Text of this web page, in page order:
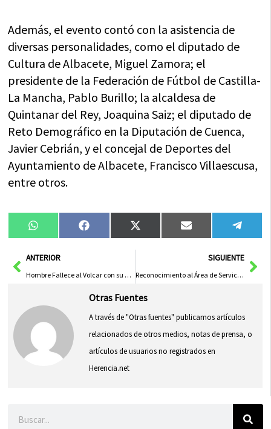
Además, el evento contó con la asistencia de
diversas personalidades, como el diputado de
Cultura de Albacete, Miguel Zamora; el
presidente de la Federación de Fútbol de Castilla-
La Mancha, Pablo Burillo; la alcaldesa de
Quintanar del Rey, Joaquina Saiz; el diputado de
Reto Demográfico en la Diputación de Cuenca,
Javier Cebrián, y el concejal de Deportes del
Ayuntamiento de Albacete, Francisco Villaescusa,
entre otros.
Compartir
en
WhatsAppCompartir
en
FacebookCompartir
en
X
(Twitter)
Compartir
en
Email
en
AntANTERIOR
Hombre Fallece al Volcar con su Coche en Centenera, Guadalajara
SIGUIENTE
Reconocimiento al Área de Servicios Sociales de la Diputación de Albacete por su Compromiso con Pacientes de Parkinson y Enfermedades Neurológicas
Otras Fuentes
A través de "Otras fuentes" publicamos artículos
relacionados de otros medios, notas de prensa, o
artículos de usuarios no registrados en
Herencia.net